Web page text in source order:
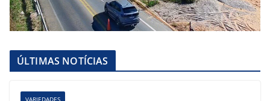
ÚLTIMAS NOTÍCIAS